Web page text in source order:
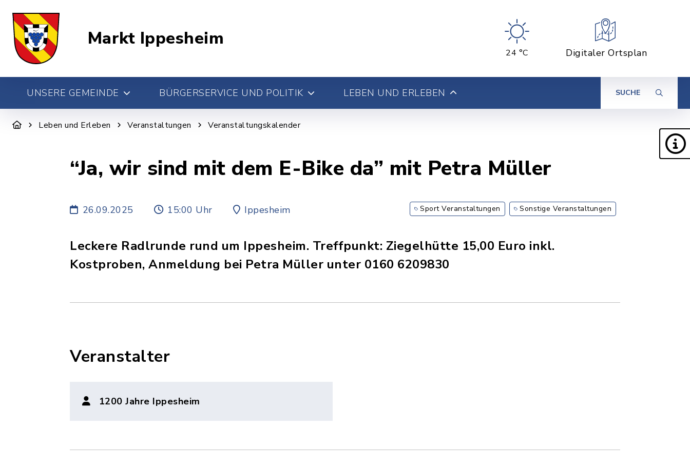
Markt Ippesheim
24 °C Digitaler Ortsplan
UNSERE GEMEINDE BÜRGERSERVICE UND POLITIK LEBEN UND ERLEBEN SUCHE
Leben und Erleben Veranstaltungen Veranstaltungskalender
“Ja, wir sind mit dem E-Bike da” mit Petra Müller
26.09.2025 15:00 Uhr Ippesheim Sport Veranstaltungen Sonstige Veranstaltungen
Leckere Radlrunde rund um Ippesheim. Treffpunkt: Ziegelhütte 15,00 Euro inkl.
Kostproben, Anmeldung bei Petra Müller unter 0160 6209830
Veranstalter
1200 Jahre Ippesheim